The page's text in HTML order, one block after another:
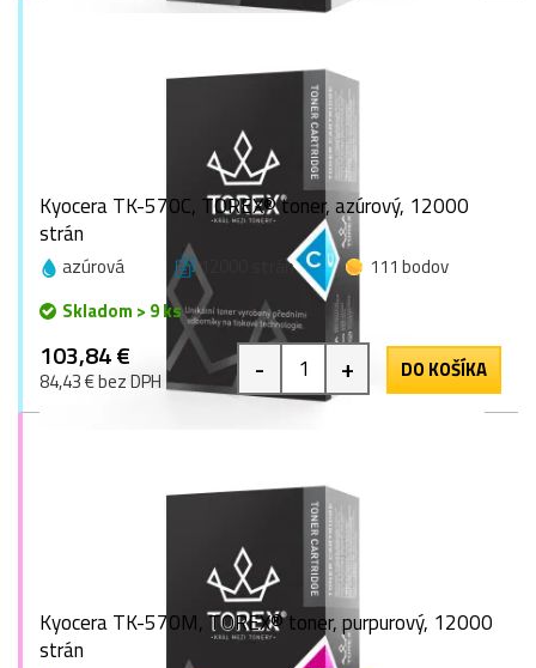
Kyocera TK-570C, TOREX® toner, azúrový, 12000
strán
azúrová 12000 strán
111 bodov
Skladom > 9 ks
103,84 €
84,43 € bez DPH - + DO KOŠÍKA
Kyocera TK-570M, TOREX® toner, purpurový, 12000
strán